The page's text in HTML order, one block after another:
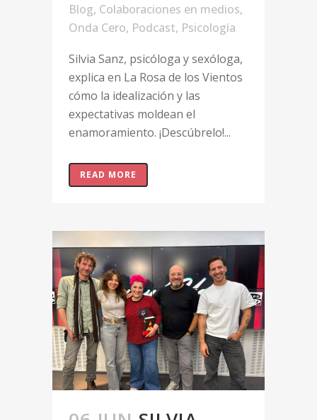
Blog, Colaboraciones en medios,
Onda Cero, Podcast, Psicología
Silvia Sanz, psicóloga y sexóloga,
explica en La Rosa de los Vientos
cómo la idealización y las
expectativas moldean el
enamoramiento. ¡Descúbrelo!...
READ MORE